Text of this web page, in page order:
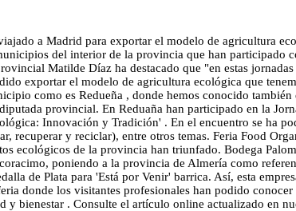
a Madrid para exportar el modelo de agricultura
del interior de la provincia que han participado
Matilde Díaz ha destacado que "en estas
exportar el modelo de agricultura ecológica que
como es Redueña , donde hemos conocido
provincial. En Reduaña han participado en la
Innovación y Tradición' . En el encuentro se ha
recuperar y reciclar), entre otros temas. Feria Food
ecológicos de la provincia han triunfado. Bodega
poniendo a la provincia de Almería como
de Plata para 'Está por Venir' barrica. Así, esta
donde los visitantes profesionales han podido
bienestar . Consulte el artículo online actualizado en